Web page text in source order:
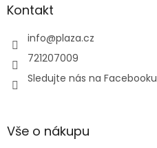
Kontakt
info@plaza.cz
721207009
Sledujte nás na Facebooku
Vše o nákupu